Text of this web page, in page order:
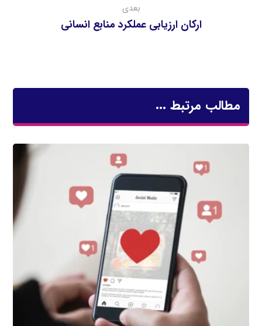
بعدی
ارکان ارزيابي عملکرد منابع انساني
مطالب مرتبط ...